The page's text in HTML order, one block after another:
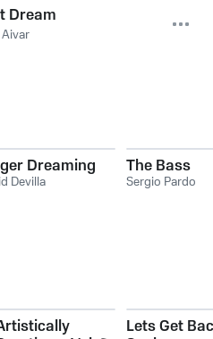
Dream
Dreaming
Devilla
The Bass
Sergio Pardo
Lets Get